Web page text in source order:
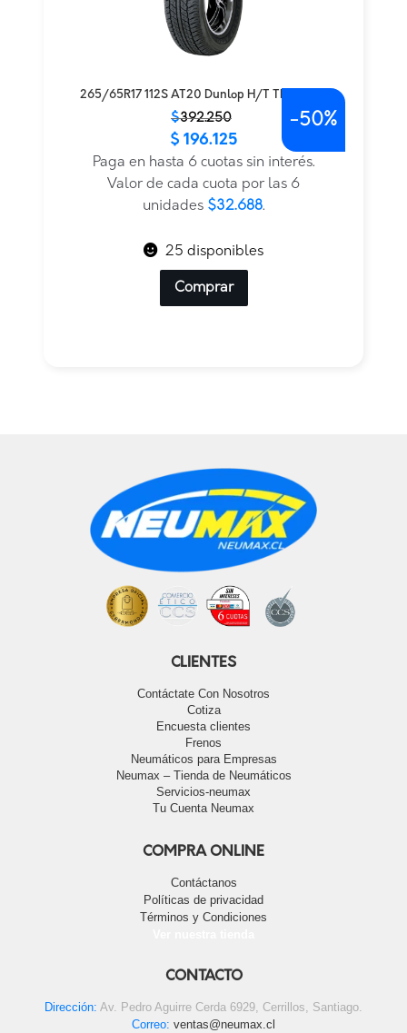
265/65R17 112S AT20 Dunlop H/T TL — THA
$392.250
original
$392.250.
actual
$ 196.125
Paga en hasta 6 cuotas sin interés.
Valor de cada cuota por las 6
unidades $32.688.
-50%
25 disponibles
Comprar
CLIENTES
Contáctate Con Nosotros
Cotiza
Encuesta clientes
Frenos
Neumáticos para Empresas
Neumax – Tienda de Neumáticos
Servicios-neumax
Tu Cuenta Neumax
COMPRA ONLINE
Contáctanos
Políticas de privacidad
Términos y Condiciones
CONTACTO
Dirección: Av. Pedro Aguirre Cerda 6929, Cerrillos, Santiago.
Correo: ventas@neumax.cl